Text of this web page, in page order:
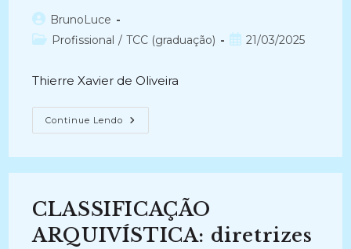
Autor
do
BrunoLuce
Categoria
Profissional / TCC (graduação)
Post21/03/2025
Thierre Xavier de Oliveira
Continue Lendo PLANO
DE
FINANCEIROS:
Caso
Da
Empresa
Alfa
CLASSIFICAÇÃO
ARQUIVÍSTICA: diretrizes